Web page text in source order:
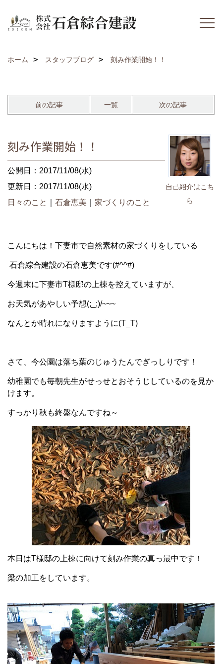
ホーム スタッフブログ 刻み作業開始！！
前の記事 一覧 次の記事
自己紹介はこち
ら
刻み作業開始！！
公開日：2017/11/08(水)
更新日：2017/11/08(水)
日々のこと
石倉恵美 家づくりのこと
こんにちは！下妻市で自然素材の家づくりをしている
石倉綜合建設の石倉恵美です(#^^#)
今週末に下妻市T様邸の上棟を控えていますが、
お天気があやしい予想(;_;)/~~~
なんとか晴れになりますように(T_T)
さて、今公園は落ち葉のじゅうたんでぎっしりです！
幼稚園でも毎朝先生がせっせとおそうじしているのを見か
けます。
すっかり秋も終盤なんですね～
本日はT様邸の上棟に向けて刻み作業の真っ最中です！
梁の加工をしています。